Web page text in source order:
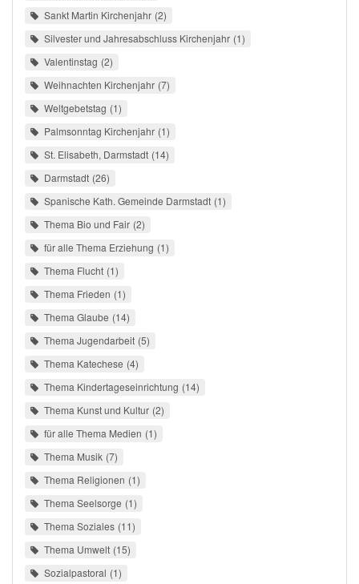
Sankt Martin Kirchenjahr 2
Silvester und Jahresabschluss Kirchenjahr 1
Valentinstag 2
Weihnachten Kirchenjahr 7
Weltgebetstag 1
Palmsonntag Kirchenjahr 1
St. Elisabeth, Darmstadt 14
Darmstadt 26
Spanische Kath. Gemeinde Darmstadt 1
Thema Bio und Fair 2
für alle Thema Erziehung 1
Thema Flucht 1
Thema Frieden 1
Thema Glaube 14
Thema Jugendarbeit 5
Thema Katechese 4
Thema Kindertageseinrichtung 14
Thema Kunst und Kultur 2
für alle Thema Medien 1
Thema Musik 7
Thema Religionen 1
Thema Seelsorge 1
Thema Soziales 11
Thema Umwelt 15
Sozialpastoral 1